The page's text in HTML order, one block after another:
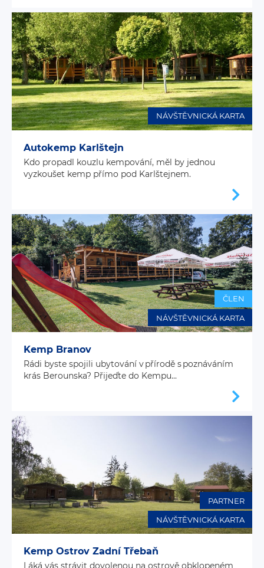
NÁVŠTĚVNICKÁ KARTA
Autokemp Karlštejn
Kdo propadl kouzlu kempování, měl by jednou
vyzkoušet kemp přímo pod Karlštejnem.
NÁVŠTĚVNICKÁ KARTA
ČLEN
Kemp Branov
Rádi byste spojili ubytování v přírodě s poznáváním
krás Berounska? Přijeďte do Kempu...
NÁVŠTĚVNICKÁ KARTA
PARTNER
Kemp Ostrov Zadní Třebaň
Láká vás strávit dovolenou na ostrově obklopeném